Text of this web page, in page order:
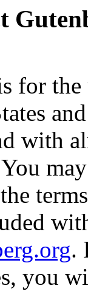
for the
with
.
you